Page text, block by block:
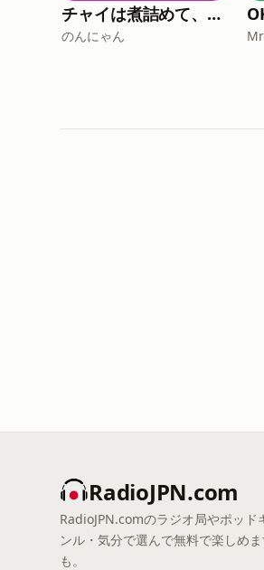
チャイは煮詰めて、酒で割る
のんにゃん
RadioJPN.com
RadioJPN.comのラジオ局やポッド
ンル・気分で選んで無料で楽しめ
も。